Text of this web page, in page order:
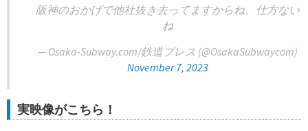
阪神のおかげで他社抜き去ってますからね、仕方ない
ね
— Osaka-Subway.com/鉄道プレス (@OsakaSubwaycom)
November 7, 2023
実映像がこちら！